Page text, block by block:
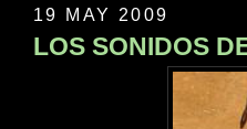
19 MAY 2009
LOS SONIDOS